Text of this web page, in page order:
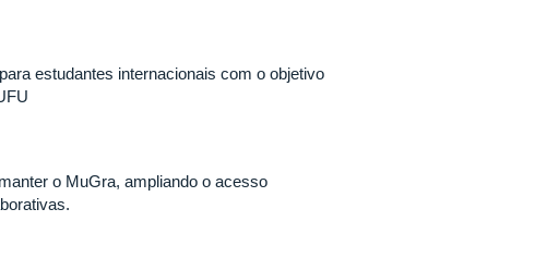
estudantes internacionais com o objetivo
o MuGra, ampliando o acesso